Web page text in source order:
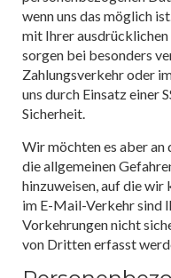
wenn uns das möglich
mit Ihrer
sorgen bei besonders
Zahlungsverkehr oder
uns durch Einsatz einer
Sicherheit.
Wir möchten es aber an
die allgemeinen
hinzuweisen, auf die wir
im E-Mail-Verkehr sind
Vorkehrungen nicht
von Dritten erfasst